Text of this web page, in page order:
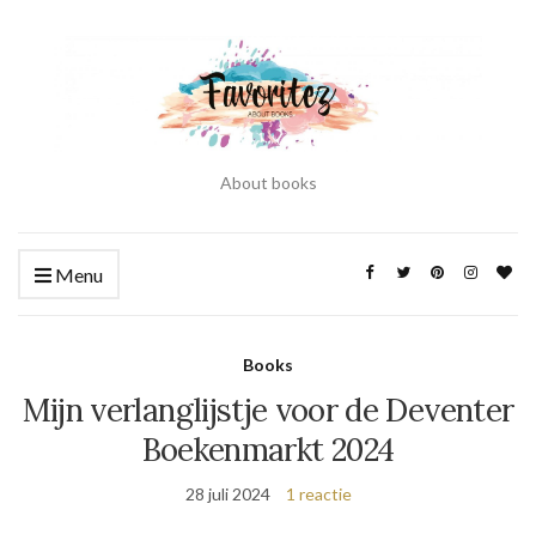
About books
Menu
Books
Mijn verlanglijstje voor de Deventer
Boekenmarkt 2024
28 juli 2024 1 reactie